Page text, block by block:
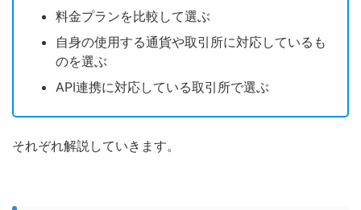
料金プランを比較して選ぶ
自身の使用する通貨や取引所に対応しているも
のを選ぶ
API連携に対応している取引所で選ぶ
それぞれ解説していきます。